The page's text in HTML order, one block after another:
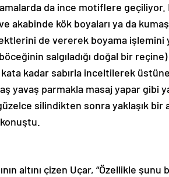
da ince motiflere
akabinde kök boyaları ya da
de vererek boyama işlemini
salgıladığı doğal bir
kadar sabırla inceltilerek üstüne
yavaş parmakla masaj yapar gibi
silindikten sonra yaklaşık bir
altını çizen Uçar, “Özellikle